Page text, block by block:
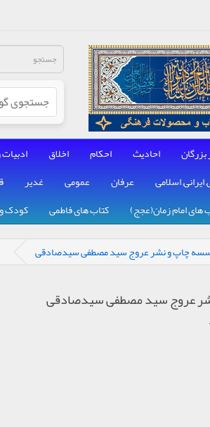
بزرگان احادیث احکام اخلاق
اسلامی عرفان عمومی غدیر
های امام زمان(عجج) کتاب های فاطمی کودک
چاپ و نشر عروج سید مصطفی سیدصادقی
عروج سید مصطفی سیدصادقی